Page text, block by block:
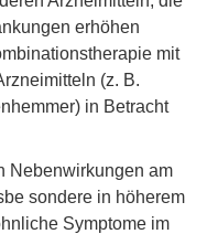
erhöhen
mit
(z. B.
in Betracht
Nebenwirkungen am
sondere in höherem
Symptome im